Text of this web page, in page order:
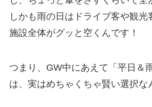
しかも雨の日はドライブ客や観光
施設全体がグッと空くんです！
つまり、GW中にあえて「平日＆
は、実はめちゃくちゃ賢い選択な